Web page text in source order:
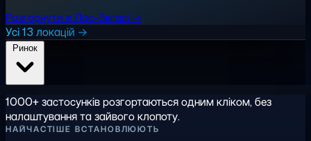
Розгорнути в Лас-Вегасі →
Усі 13 локацій →
1000+ застосунків розгортаються одним кліком, без
налаштування та зайвого клопоту.
НАЙЧАСТІШЕ ВСТАНОВЛЮЮТЬ